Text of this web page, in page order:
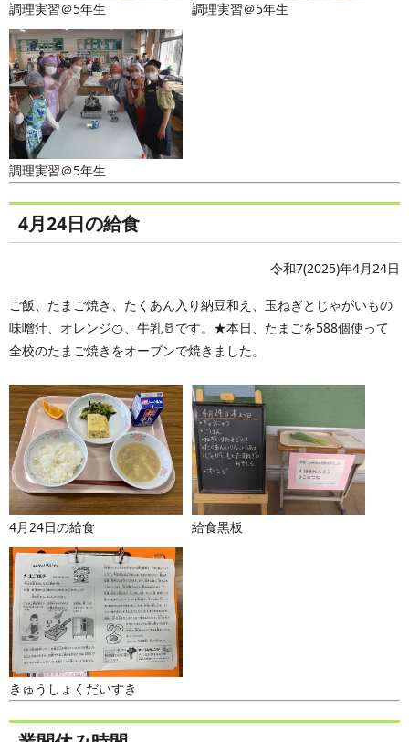
調理実習＠5年生 調理実習＠5年生
調理実習＠5年生
4月24日の給食
令和7(2025)年4月24日
ご飯、たまご焼き、たくあん入り納豆和え、玉ねぎとじゃがいもの
味噌汁、オレンジ🍊、牛乳🥛です。★本日、たまごを588個使って
全校のたまご焼きをオーブンで焼きました。
4月24日の給食 給食黒板
きゅうしょくだいすき